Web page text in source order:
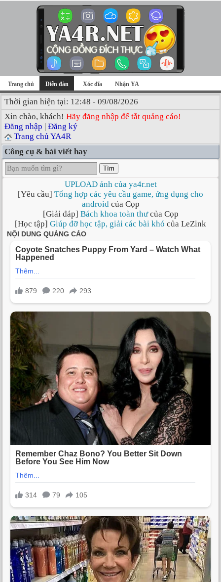
Trang chủ Diễn đàn Xóc đĩa Nhận YA
Thời gian hiện tại: 12:48 - 09/08/2026
Xin chào, khách! Hãy đăng nhập để tắt quảng cáo!
Đăng nhập | Đăng ký
Trang chủ YA4R
Công cụ & bài viết hay
Tìm
UPLOAD ảnh của ya4r.net
[Yêu cầu] Tổng hợp các yêu cầu game, ứng dụng cho
androidcủa Cọp
[Giải đáp] Bách khoa toàn thưcủa Cọp
[Học tập] Giúp đỡ học tập, giải các bài khó của LeZink